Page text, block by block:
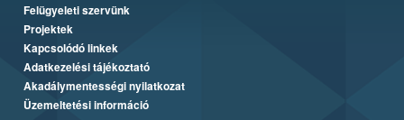
Felügyeleti szervünk
Projektek
Kapcsolódó linkek
Adatkezelési tájékoztató
Akadálymentességi nyilatkozat
Üzemeltetési információ